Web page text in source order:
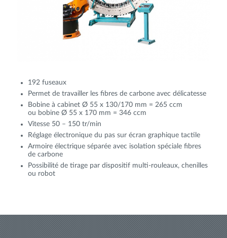
192 fuseaux
Permet de travailler les fibres de carbone avec délicatesse
Bobine à cabinet Ø 55 x 130/170 mm = 265 ccm
ou bobine Ø 55 x 170 mm = 346 ccm
Vitesse 50 – 150 tr/min
Réglage électronique du pas sur écran graphique tactile
Armoire électrique séparée avec isolation spéciale fibres
de carbone
Possibilité de tirage par dispositif multi-rouleaux, chenilles
ou robot